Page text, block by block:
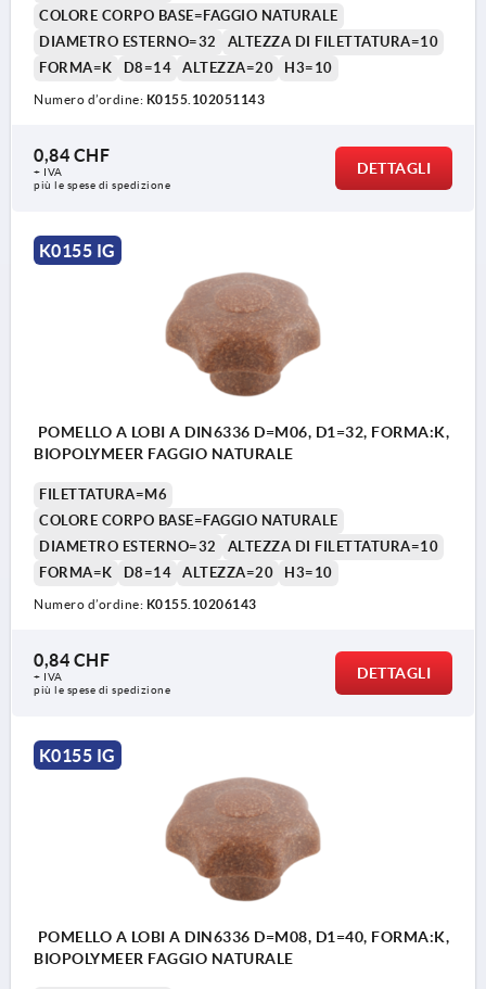
COLORE CORPO BASE=FAGGIO NATURALE
DIAMETRO ESTERNO=32
ALTEZZA DI FILETTATURA=10
FORMA=K
D8=14 ALTEZZA=20 H3=10
Numero d’ordine: K0155.102051143
0,84 CHF
+ IVA
più le spese di spedizione
DETTAGLI
K0155 IG
POMELLO A LOBI A DIN6336 D=M06, D1=32, FORMA:K,
BIOPOLYMEER FAGGIO NATURALE
FILETTATURA=M6
COLORE CORPO BASE=FAGGIO NATURALE
DIAMETRO ESTERNO=32
ALTEZZA DI FILETTATURA=10
FORMA=K
D8=14 ALTEZZA=20 H3=10
Numero d’ordine: K0155.10206143
0,84 CHF
+ IVA
più le spese di spedizione
DETTAGLI
K0155 IG
POMELLO A LOBI A DIN6336 D=M08, D1=40, FORMA:K,
BIOPOLYMEER FAGGIO NATURALE